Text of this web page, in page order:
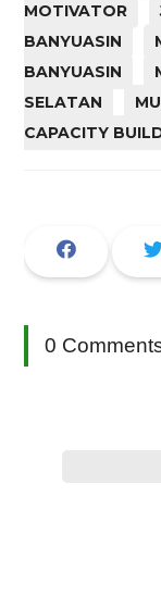
MOTIVATOR
BANYUASIN
BANYUASIN
SELATAN
CAPACITY
0